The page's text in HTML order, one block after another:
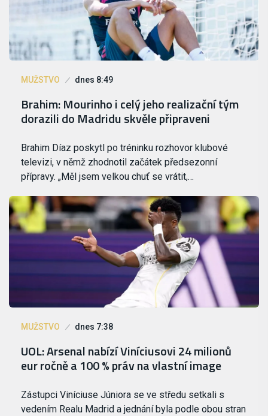
MUŽSTVO dnes 8:49
Brahim: Mourinho i celý jeho realizační tým
dorazili do Madridu skvěle připraveni
Brahim Díaz poskytl po tréninku rozhovor klubové
televizi, v němž zhodnotil začátek předsezonní
přípravy. „Měl jsem velkou chuť se vrátit,…
MUŽSTVO dnes 7:38
UOL: Arsenal nabízí Viníciusovi 24 milionů
eur ročně a 100 % práv na vlastní image
Zástupci Viníciuse Júniora se ve středu setkali s
vedením Realu Madrid a jednání byla podle obou stran